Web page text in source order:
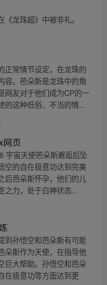
龙珠超》中被非礼。
正常情节设定，在龙珠的
容。芭朵斯是龙珠中的角
网友对于他们成为CP的一
的这种低俗、不当的情...
网页
宇宙天使芭朵斯邂逅后坠
空的自在极意功达到完美
后芭朵斯怀孕，他们的儿
之力，处于白神状态...
到孙悟空和芭朵斯有可能
朵斯作为天使，在指导他
巨大帮助。孙悟空和芭朵
在极意功等方面达到更